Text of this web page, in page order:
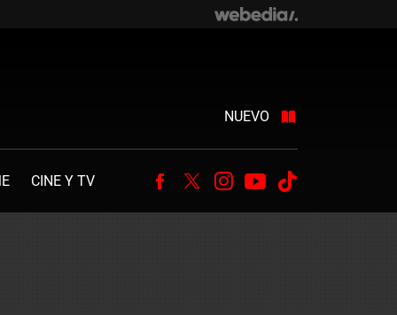
NUEVO
CINE Y TV Facebook
TwitterInstagram
Youtube